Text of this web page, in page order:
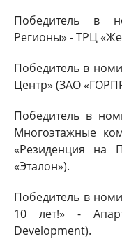
Победитель в
Регионы» - ТРЦ
Победитель в
Центр» (ЗАО
Победитель в
Многоэтажные
«Резиденция на
«Эталон»).
Победитель в
10 лет!» -
Development).